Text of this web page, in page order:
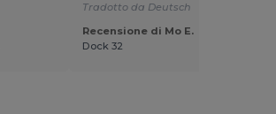
Tradotto da Deutsch
Recensione di Mo E.
Dock 32